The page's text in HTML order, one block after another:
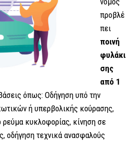
προβλέ
πει
ποινή
φυλάκι
σης
από 1
όπως: Οδήγηση υπό την
ή υπερβολικής κούρασης,
ρεύμα κυκλοφορίας, κίνηση σε
οδήγηση τεχνικά ανασφαλούς